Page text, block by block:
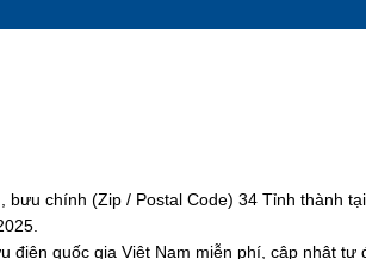
bưu chính (Zip / Postal Code) 34 Tỉnh thành
điện quốc gia Việt Nam miễn phí, cập nhật tự